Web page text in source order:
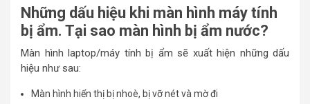
Những dấu hiệu khi màn hình máy tính
bị ẩm. Tại sao màn hình bị ẩm nước?
Màn hình laptop/máy tính bị ẩm sẽ xuất hiện những dấu
hiệu như sau:
Màn hình hiển thị bị nhoè, bị vỡ nét và mờ đi